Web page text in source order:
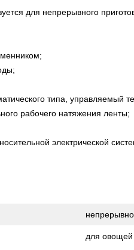
для непрерывного
типа, управляемый
рабочего натяжения ленты;
электрической
для овощей